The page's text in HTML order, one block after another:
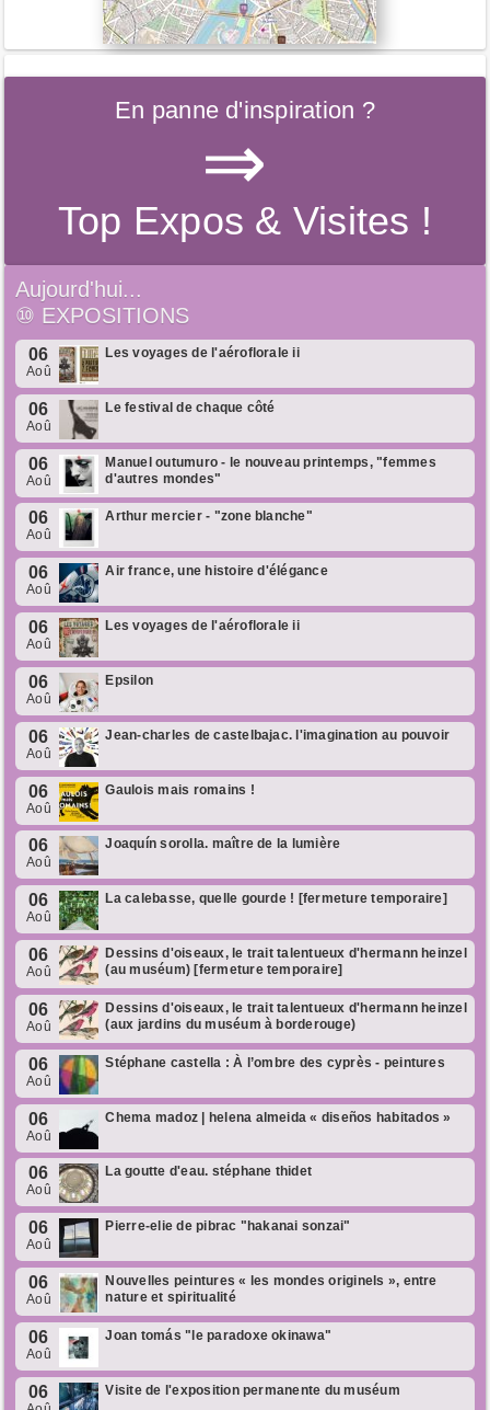
En panne d'inspiration ?
⇒
Top Expos & Visites !
Aujourd'hui...
⑩ EXPOSITIONS
06
Aoû
Les voyages de l'aéroflorale ii
06
Aoû
Le festival de chaque côté
06
Aoû
Manuel outumuro - le nouveau printemps, "femmes
d'autres mondes"
06
Aoû
Arthur mercier - "zone blanche"
06
Aoû
Air france, une histoire d'élégance
06
Aoû
Les voyages de l'aéroflorale ii
06
Aoû
Epsilon
06
Aoû
Jean-charles de castelbajac. l'imagination au pouvoir
06
Aoû
Gaulois mais romains !
06
Aoû
Joaquín sorolla. maître de la lumière
06
Aoû
La calebasse, quelle gourde ! [fermeture temporaire]
06
Aoû
Dessins d'oiseaux, le trait talentueux d'hermann heinzel
(au muséum) [fermeture temporaire]
06
Aoû
Dessins d'oiseaux, le trait talentueux d'hermann heinzel
(aux jardins du muséum à borderouge)
06
Aoû
Stéphane castella : À l’ombre des cyprès - peintures
06
Aoû
Chema madoz | helena almeida « diseños habitados »
06
Aoû
La goutte d'eau. stéphane thidet
06
Aoû
Pierre-elie de pibrac "hakanai sonzai"
06
Aoû
Nouvelles peintures « les mondes originels », entre
nature et spiritualité
06
Aoû
Joan tomás "le paradoxe okinawa"
06 Visite de l'exposition permanente du muséum